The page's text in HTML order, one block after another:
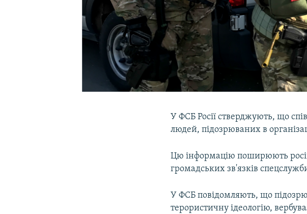
У ФСБ Росії стверджують, що
людей, підозрюваних в
Цю інформацію поширюють
громадських зв'язків
У ФСБ повідомляють, що
терористичну ідеологію,